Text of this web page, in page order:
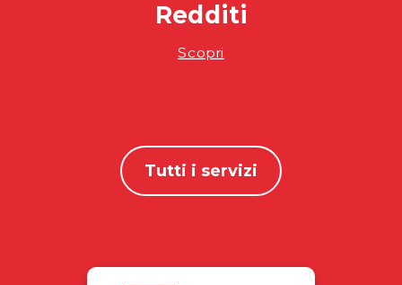
Redditi
Scopri
Tutti i servizi